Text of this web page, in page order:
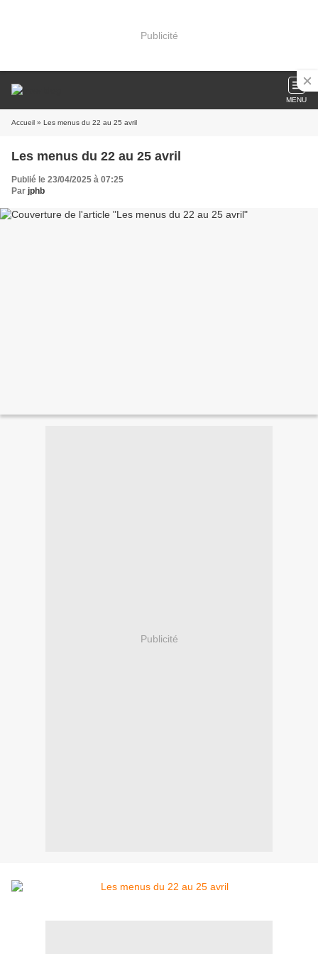
Publicité
MENU
Accueil » Les menus du 22 au 25 avril
Les menus du 22 au 25 avril
Publié le 23/04/2025 à 07:25
Par jphb
Publicité